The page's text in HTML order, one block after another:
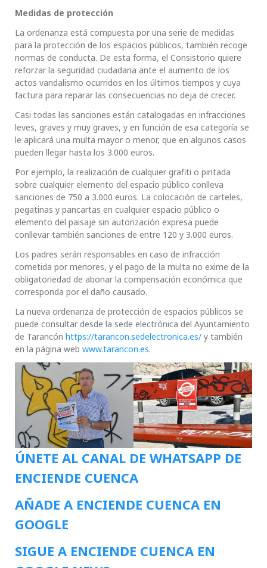
Medidas de protección
La ordenanza está compuesta por una serie de medidas
para la protección de los espacios públicos, también recoge
normas de conducta. De esta forma, el Consistorio quiere
reforzar la seguridad ciudadana ante el aumento de los
actos vandalismo ocurridos en los últimos tiempos y cuya
factura para reparar las consecuencias no deja de crecer.
Casi todas las sanciones están catalogadas en infracciones
leves, graves y muy graves, y en función de esa categoría se
le aplicará una multa mayor o menor, que en algunos casos
pueden llegar hasta los 3.000 euros.
Por ejemplo, la realización de cualquier grafiti o pintada
sobre cualquier elemento del espacio público conlleva
sanciones de 750 a 3.000 euros. La colocación de carteles,
pegatinas y pancartas en cualquier espacio público o
elemento del paisaje sin autorización expresa puede
conllevar también sanciones de entre 120 y 3.000 euros.
Los padres serán responsables en caso de infracción
cometida por menores, y el pago de la multa no exime de la
obligatoriedad de abonar la compensación económica que
corresponda por el daño causado.
La nueva ordenanza de protección de espacios públicos se
puede consultar desde la sede electrónica del Ayuntamiento
de Tarancón https://tarancon.sedelectronica.es/ y también
en la página web www.tarancon.es.
ÚNETE AL CANAL DE WHATSAPP DE
ENCIENDE CUENCA
AÑADE A ENCIENDE CUENCA EN
GOOGLE
SIGUE A ENCIENDE CUENCA EN